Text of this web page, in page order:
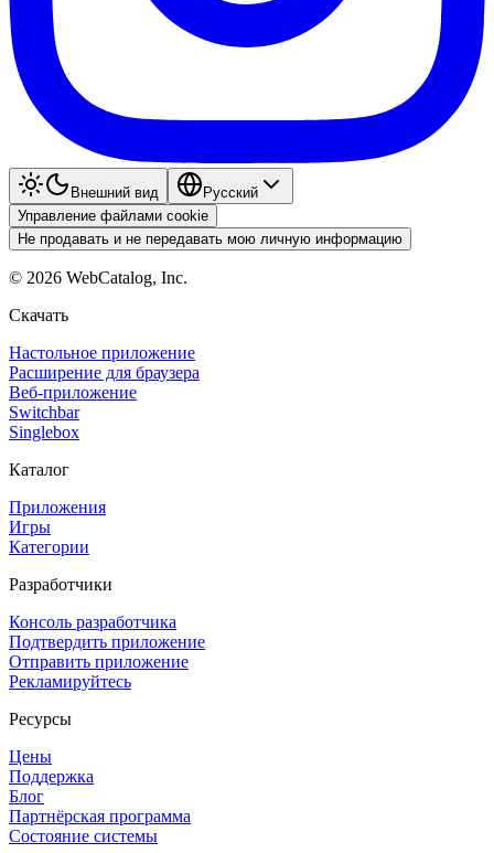
Внешний вид
Pyccкий
Управление файлами cookie
Не продавать и не передавать мою личную информацию
© 2026 WebCatalog, Inc.
Скачать
Настольное приложение
Расширение для браузера
Веб-приложение
Switchbar
Singlebox
Каталог
Приложения
Игры
Категории
Разработчики
Консоль разработчика
Подтвердить приложение
Отправить приложение
Рекламируйтесь
Ресурсы
Цены
Поддержка
Блог
Партнёрская программа
Состояние системы